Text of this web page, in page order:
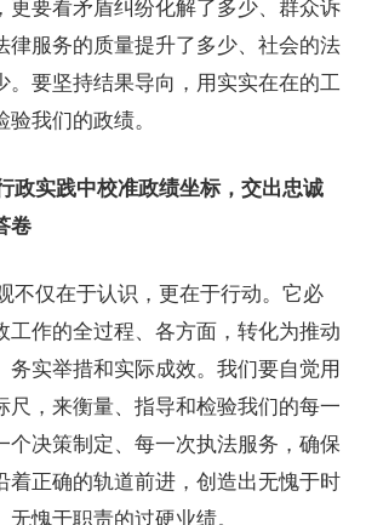
律服务的质量提升了多少、社会的法
。要坚持结果导向，用实实在在的工
我们的政绩。
政实践中校准政绩坐标，交出忠诚
卷
不仅在于认识，更在于行动。它必
工作的全过程、各方面，转化为推动
务实举措和实际成效。我们要自觉用
尺，来衡量、指导和检验我们的每一
个决策制定、每一次执法服务，确保
着正确的轨道前进，创造出无愧于时
愧于职责的过硬业绩。